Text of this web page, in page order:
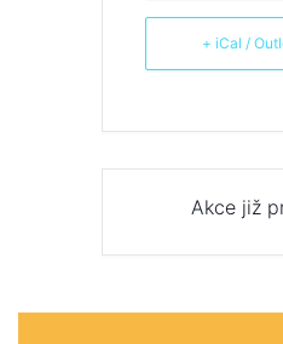
+ iCal /
Akce již